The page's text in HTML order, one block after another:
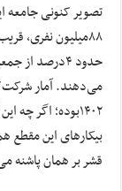
تصویر کنونی جامعه
حدود ۴درصد
قشر بر همان پاشنه